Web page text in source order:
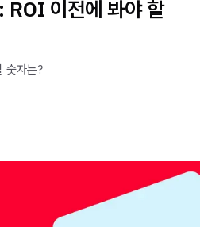
이전에 봐야 할
숫자는?